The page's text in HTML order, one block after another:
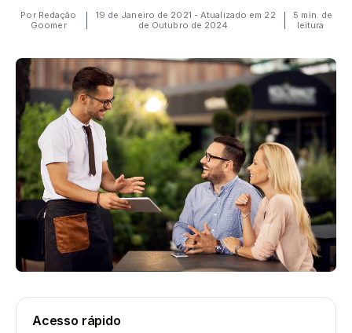
Por Redação
Goomer
19 de Janeiro de 2021 - Atualizado em 22
de Outubro de 2024
5 min. de
leitura
Acesso rápido